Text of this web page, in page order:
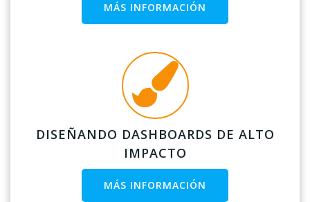
MÁS INFORMACIÓN
DISEÑANDO DASHBOARDS DE ALTO
IMPACTO
MÁS INFORMACIÓN